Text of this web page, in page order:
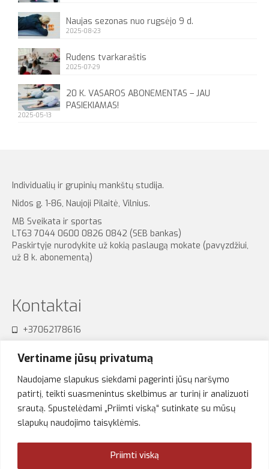
Vertiname jūsų privatumą
Naudojame slapukus siekdami pagerinti jūsų naršymo
patirtį, teikti suasmenintus skelbimus ar turinį ir analizuoti
srautą. Spustelėdami „Priimti viską“ sutinkate su mūsų
slapukų naudojimo taisyklėmis.
Priimti viską
Naujas sezonas nuo rugsėjo 9 d.
2025-08-23
Rudens tvarkaraštis
2025-07-29
20 K. VASAROS ABONEMENTAS – JAU
PASIEKIAMAS!
2025-05-13
Individualių ir grupinių mankštų studija.
Nidos g. 1-86, Naujoji Pilaitė, Vilnius.
MB Sveikata ir sportas
LT63 7044 0600 0826 0842 (SEB bankas)
Paskirtyje nurodykite už kokią paslaugą mokate (pavyzdžiui,
už 8 k. abonementą)
Kontaktai
+37062178616
Akimirkos